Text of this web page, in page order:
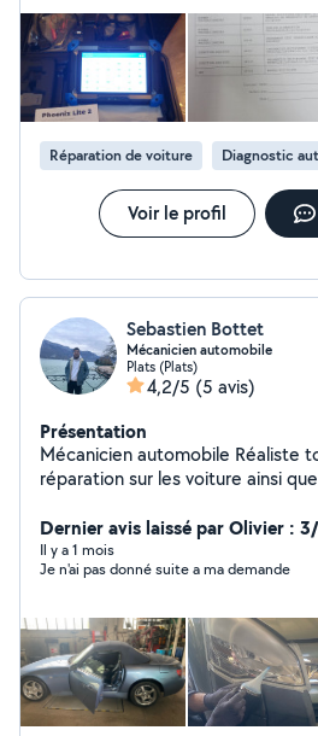
Outils de diagnostic utilisés
batterie
Réparation de voiture Diagnostic
Voir le profil
Sebastien Bottet
Mécanicien automobile
Plats (Plats)
4,2/5 (5 avis)
Présentation
Mécanicien automobile Réaliste toute type de
réparation sur les voiture ainsi
Dernier avis laissé par Olivier :
Il y a 1 mois
Je n'ai pas donné suite a ma demande